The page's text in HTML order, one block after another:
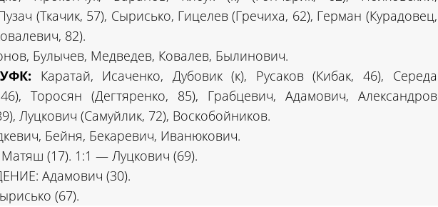
(Ткачик, 57), Сырисько, Гицелев (Гречиха, 62), Герман (Курадовец,
82).
Булычев, Медведев, Ковалев, Былинович.
Каратай, Исаченко, Дубовик (к), Русаков (Кибак, 46), Середа
Торосян (Дегтяренко, 85), Грабцевич, Адамович, Александров
Луцкович (Самуйлик, 72), Воскобойников.
Бейня, Бекаревич, Иванюкович.
(17). 1:1 — Луцкович (69).
Адамович (30).
(67).